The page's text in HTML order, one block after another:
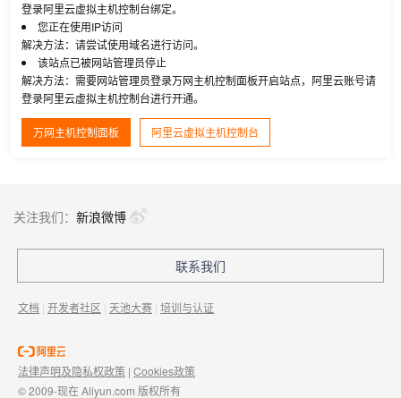
登录阿里云虚拟主机控制台绑定。
您正在使用IP访问
解决方法：请尝试使用域名进行访问。
该站点已被网站管理员停止
解决方法：需要网站管理员登录万网主机控制面板开启站点，阿里云账号请
登录阿里云虚拟主机控制台进行开通。
万网主机控制面板 阿里云虚拟主机控制台